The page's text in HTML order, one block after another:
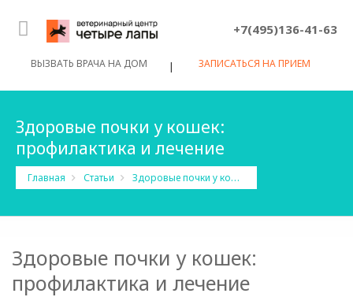
+7(495)136-41-63
ВЫЗВАТЬ ВРАЧА НА ДОМ | ЗАПИСАТЬСЯ НА ПРИЕМ
Здоровые почки у кошек:
профилактика и лечение
Главная Статьи Здоровые почки у кошек: профилактика и лечение
Здоровые почки у кошек:
профилактика и лечение